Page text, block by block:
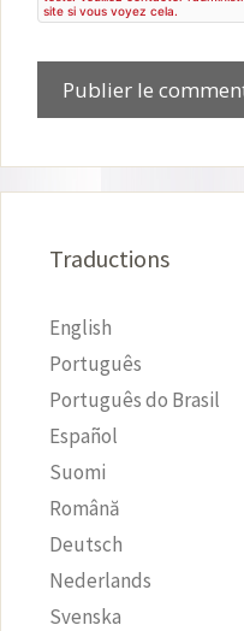
Traductions
English
Português
Português do Brasil
Español
Suomi
Română
Deutsch
Nederlands
Svenska